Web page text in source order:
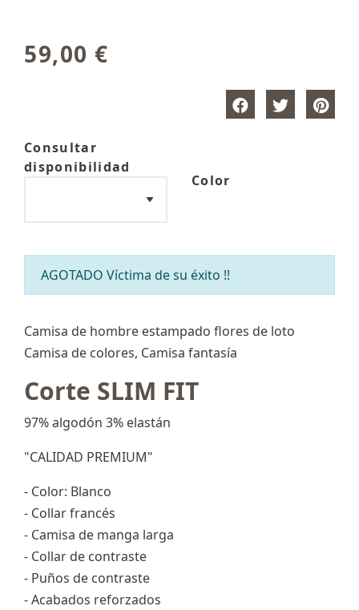
59,00 €
Consultar
disponibilidad
Color
AGOTADO Víctima de su éxito !!
Camisa de hombre estampado flores de loto
Camisa de colores, Camisa fantasía
Corte SLIM FIT
97% algodón 3% elastán
"CALIDAD PREMIUM"
- Color: Blanco
- Collar francés
- Camisa de manga larga
- Collar de contraste
- Puños de contraste
- Acabados reforzados